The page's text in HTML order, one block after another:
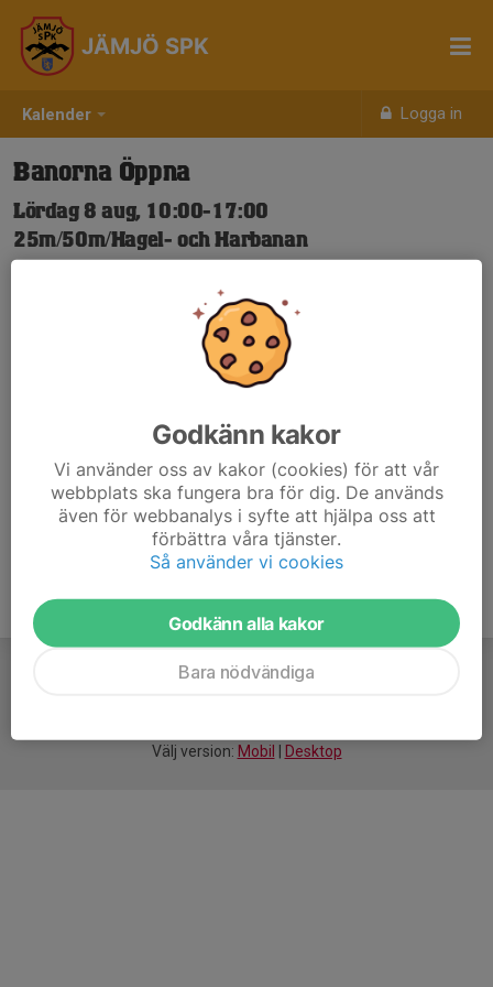
Kalender Logga in
JÄMJÖ SPK
Banorna Öppna
Lördag 8 aug, 10:00-17:00
25m/50m/Hagel- och Harbanan
Nya Skjuttider-igen.pdf
Välj version: Mobil Desktop
Godkänn kakor
Vi använder oss av kakor (cookies) för att vår
webbplats ska fungera bra för dig. De används
även för webbanalys i syfte att hjälpa oss att
förbättra våra tjänster.
Så använder vi cookies
Godkänn alla kakor
Bara nödvändiga